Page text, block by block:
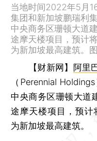
当地时间2022年5月
集团和新加坡鹏瑞利
中央商务区珊顿大道
途摩天楼项目，预计
为新加坡最高建筑。
【财新网】 阿里
（Perennial
中央商务区珊顿大道
途摩天楼项目，预
为新加坡最高建筑。